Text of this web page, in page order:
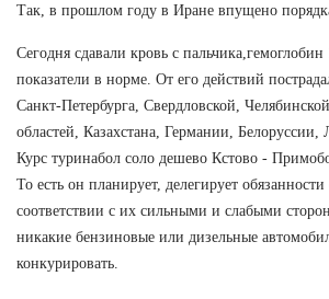
Так, в прошлом году в Иране впущено
Сегодня сдавали кровь с
показатели в норме. От его действий
Санкт-Петербурга, Свердловской,
областей, Казахстана, Германии,
Курс туринабол соло дешево Кстово -
То есть он планирует, делегирует
соответствии с их сильными и слабыми
никакие бензиновые или дизельные
конкурировать.